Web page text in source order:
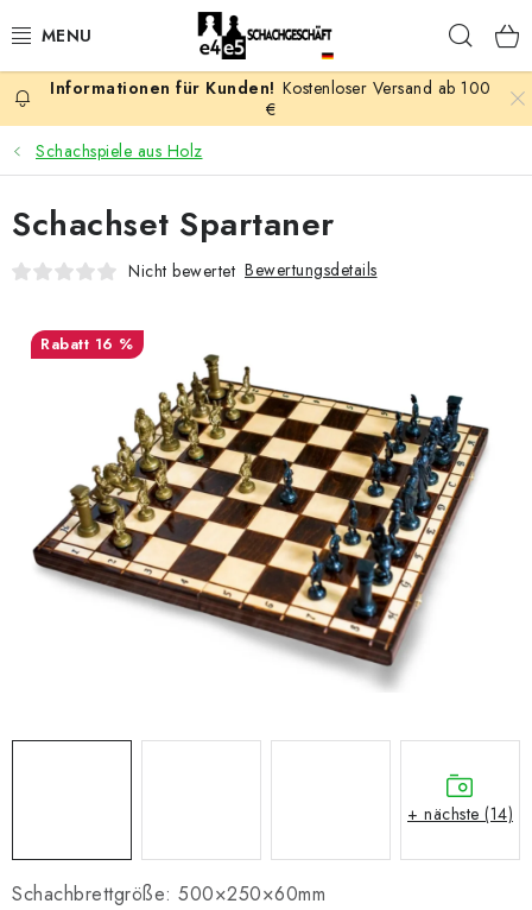
Inhalt
AKTION
SCHACHSPIELE
SCHACHFIGUREN
SCHACHBRETTER
SCHACHUHREN
SCHACHBÜCHER
SCHACH-ANTIQUITÄTENLADEN
SCHACH ONLINE
SCHACH-MERCH
Geschäftsbedingungen
Kostenloser Versand ab 100
€
Schachspiele aus Holz
Schachbrettgröße: 500×250×60mm
Schachset Spartaner
Nicht bewertet Bewertungsdetails
16 %
+ nächste (14)